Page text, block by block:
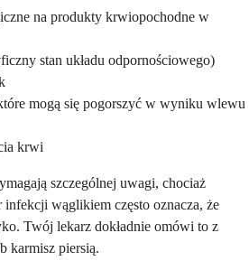
na produkty krwiopochodne w
stan układu odpornościowego)
mogą się pogorszyć w wyniku wlewu
krwi
szczególnej uwagi, chociaż
infekcji wąglikiem często oznacza, że
Twój lekarz dokładnie omówi to z
karmisz piersią.